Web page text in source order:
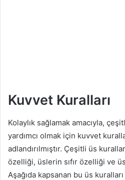
Kuvvet Kuralları
Kolaylık sağlamak amacıyla,
yardımcı olmak için kuvvet
adlandırılmıştır. Çeşitli üs
özelliği, üslerin sıfır özelliği ve
Aşağıda kapsanan bu üs